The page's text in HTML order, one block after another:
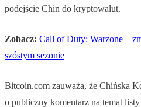
podejście Chin do kryptowalut.
Zobacz: Call of Duty: Warzone –
szóstym sezonie
Bitcoin.com zauważa, że Chińska
o publiczny komentarz na temat